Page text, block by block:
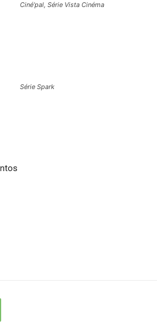
Ciné’pal, Série Vista Cinéma
Série Spark